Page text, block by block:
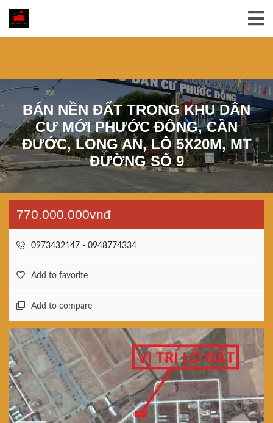
BÁN NỀN ĐẤT TRONG KHU DÂN
CƯ MỚI PHƯỚC ĐÔNG, CẦN
ĐƯỚC, LONG AN, LÔ 5X20M, MT
ĐƯỜNG SỐ 9
770.000.000vnđ
0973432147 - 0948774334
Add to favorite
Add to compare